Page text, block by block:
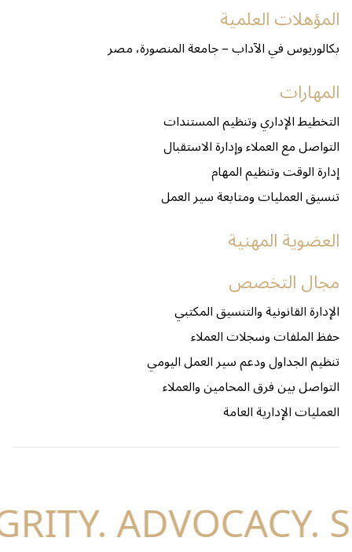
المؤهلات العلمية
بكالوريوس في الآداب – جامعة المنصورة، مصر
المهارات
التخطيط الإداري وتنظيم المستندات
التواصل مع العملاء وإدارة الاستقبال
إدارة الوقت وتنظيم المهام
تنسيق العمليات ومتابعة سير العمل
العضوية المهنية
مجال التخصص
الإدارة القانونية والتنسيق المكتبي
حفظ الملفات وسجلات العملاء
تنظيم الجداول ودعم سير العمل اليومي
التواصل بين فرق المحامين والعملاء
العمليات الإدارية العامة